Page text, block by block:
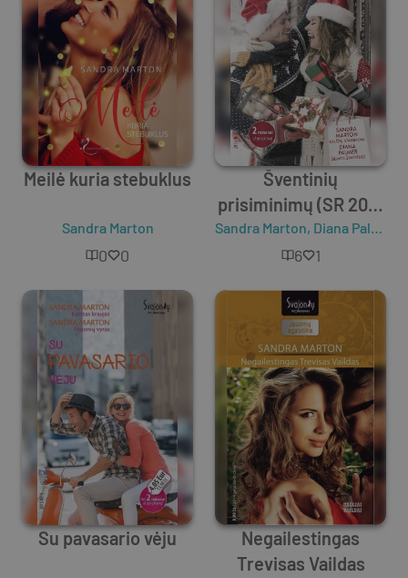
Meilė kuria stebuklus
Sandra Marton
0 0
Šventinių
prisiminimų (SR 2017
11-2018 02)
Sandra Marton, Diana Palmer
6 1
Su pavasario vėju
Negailestingas
Trevisas Vaildas